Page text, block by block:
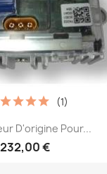
rapide
D'origine Pour...
232,00 €
(1)